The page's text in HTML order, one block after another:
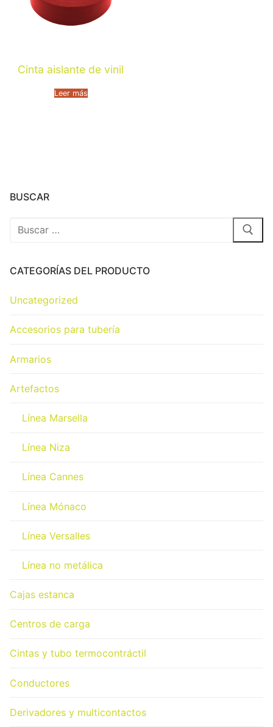
Cinta aislante de vinil
Leer más
BUSCAR
CATEGORÍAS DEL PRODUCTO
Uncategorized
Accesorios para tubería
Armarios
Artefactos
Línea Marsella
Línea Niza
Línea Cannes
Línea Mónaco
Línea Versalles
Línea no metálica
Cajas estanca
Centros de carga
Cintas y tubo termocontráctil
Conductores
Derivadores y multicontactos